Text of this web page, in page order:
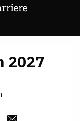
2027